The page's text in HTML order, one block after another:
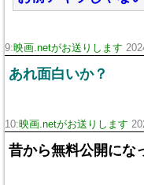
9:映画.netがお送りします
あれ面白いか？
10:映画.netがお送りします
昔から無料公開にな